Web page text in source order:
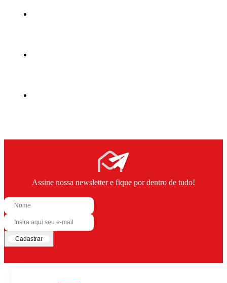
Assine nossa newsletter e fique por dentro de tudo!
Cadastrar